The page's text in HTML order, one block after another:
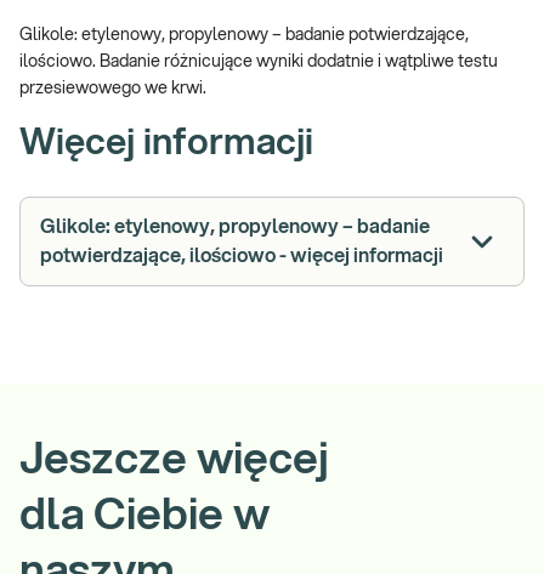
Glikole: etylenowy, propylenowy – badanie potwierdzające,
ilościowo. Badanie różnicujące wyniki dodatnie i wątpliwe testu
przesiewowego we krwi.
Więcej informacji
Glikole: etylenowy, propylenowy – badanie
potwierdzające, ilościowo - więcej informacji
Jeszcze więcej
dla Ciebie w